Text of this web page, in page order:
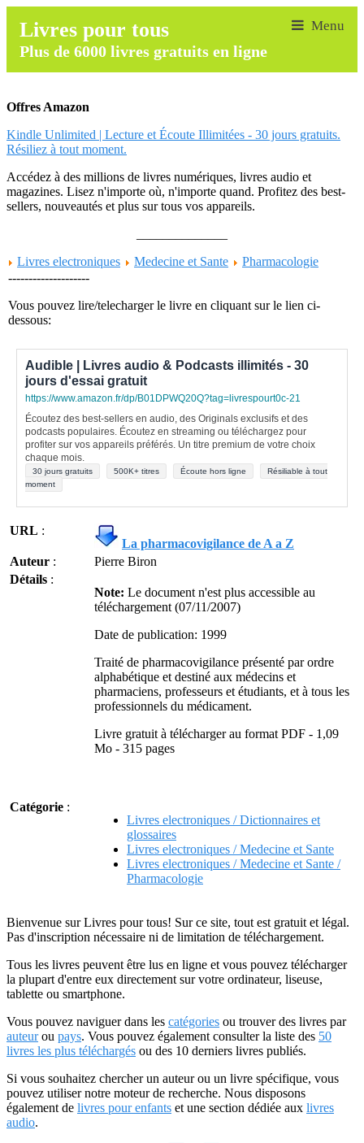
Livres pour tous
Plus de 6000 livres gratuits en ligne
Offres Amazon
Kindle Unlimited | Lecture et Écoute Illimitées - 30 jours gratuits.
Résiliez à tout moment.
Accédez à des millions de livres numériques, livres audio et
magazines. Lisez n'importe où, n'importe quand. Profitez des best-
sellers, nouveautés et plus sur tous vos appareils.
Livres electroniques
Medecine et Sante
Pharmacologie
--------------------
Vous pouvez lire/telecharger le livre en cliquant sur le lien ci-
dessous:
Audible | Livres audio & Podcasts illimités - 30
jours d'essai gratuit
https://www.amazon.fr/dp/B01DPWQ20Q?tag=livrespourt0c-21
Écoutez des best-sellers en audio, des Originals exclusifs et des
podcasts populaires. Écoutez en streaming ou téléchargez pour
profiter sur vos appareils préférés. Un titre premium de votre choix
chaque mois.
30 jours gratuits 500K+ titres Écoute hors ligne
Résiliable à tout
moment
URL :
La pharmacovigilance de A a Z
Auteur :
Pierre Biron
Détails :
Note: Le document n'est plus accessible au
téléchargement (07/11/2007)
Date de publication: 1999
Traité de pharmacovigilance présenté par ordre
alphabétique et destiné aux médecins et
pharmaciens, professeurs et étudiants, et à tous les
professionnels du médicament.
Livre gratuit à télécharger au format PDF - 1,09
Mo - 315 pages
Catégorie :
Livres electroniques / Dictionnaires et
glossaires
Livres electroniques / Medecine et Sante
Livres electroniques / Medecine et Sante /
Pharmacologie
Bienvenue sur Livres pour tous! Sur ce site, tout est gratuit et légal.
Pas d'inscription nécessaire ni de limitation de téléchargement.
Tous les livres peuvent être lus en ligne et vous pouvez télécharger
la plupart d'entre eux directement sur votre ordinateur, liseuse,
tablette ou smartphone.
Vous pouvez naviguer dans les catégories ou trouver des livres par
auteurou pays. Vous pouvez également consulter la liste des 50
livres les plus téléchargés ou des 10 derniers livres publiés.
Si vous souhaitez chercher un auteur ou un livre spécifique, vous
pouvez utiliser notre moteur de recherche. Nous disposons
également de livres pour enfants et une section dédiée aux livres
audio.